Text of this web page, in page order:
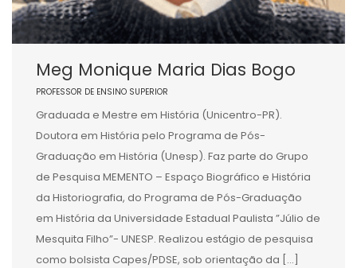
Meg Monique Maria Dias Bogo
PROFESSOR DE ENSINO SUPERIOR
Graduada e Mestre em História (Unicentro-PR).
Doutora em História pelo Programa de Pós-
Graduação em História (Unesp). Faz parte do Grupo
de Pesquisa MEMENTO – Espaço Biográfico e História
da Historiografia, do Programa de Pós-Graduação
em História da Universidade Estadual Paulista ”Júlio de
Mesquita Filho”- UNESP. Realizou estágio de pesquisa
como bolsista Capes/PDSE, sob orientação da […]